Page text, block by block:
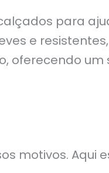
para
e
oferecendo um
motivos. Aqui